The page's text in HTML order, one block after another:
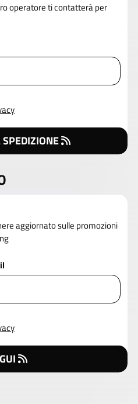
operatore ti contatterà per
aggiornato sulle promozioni